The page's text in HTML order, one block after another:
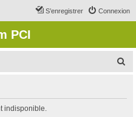
Connexion
S’enregistrer
PCI
indisponible.